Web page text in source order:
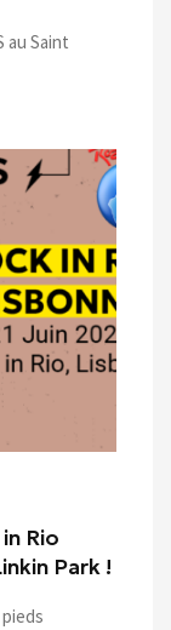
au Saint
Rio
Park !